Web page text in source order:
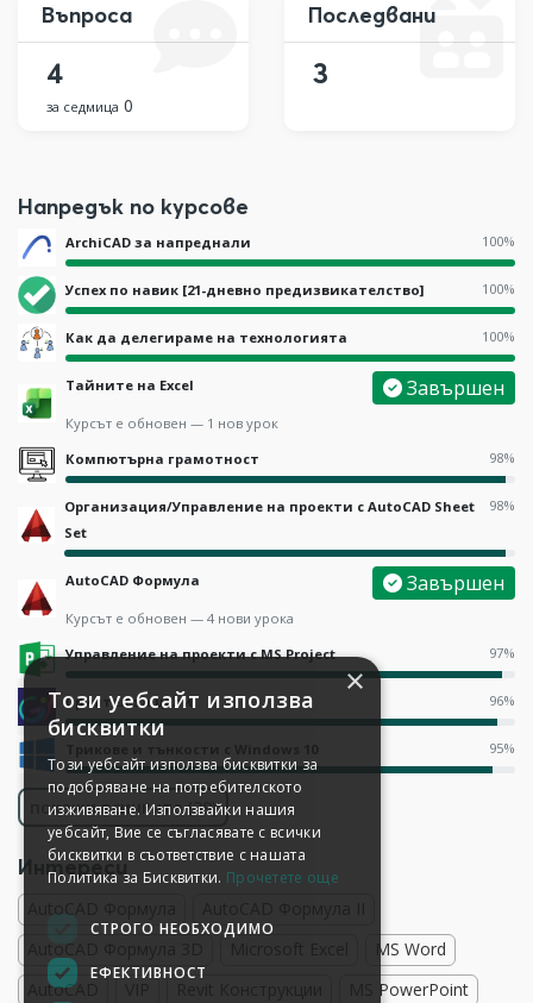
Въпроса
4
за седмица 0
Последвани
3
Напредък по курсове
ArchiCAD за напреднали 100%
Успех по навик [21-дневно предизвикателство] 100%
Как да делегираме на технологията 100%
Тайните на Excel Завършен
Курсът е обновен — 1 нов урок
Компютърна грамотност
98%
Организация/Управление на проекти с AutoCAD Sheet
Set
98%
AutoCAD Формула Завършен
Курсът е обновен — 4 нови урока
Управление на проекти с MS Project
97%
Приятел за цели 96%
95%
покажи всичките (39)
Интереси
AutoCAD Формула
AutoCAD Формула 3D
MS Word
AutoCAD
MS PowerPoint
×
Този уебсайт използва
бисквитки
Този уебсайт използва бисквитки за
подобряване на потребителското
изживяване. Използвайки нашия
уебсайт, Вие се съгласявате с всички
бисквитки в съответствие с нашата
Политика за Бисквитки. Прочетете още
СТРОГО НЕОБХОДИМО
ЕФЕКТИВНОСТ